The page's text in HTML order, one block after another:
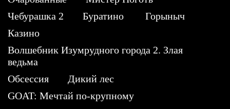
Чебурашка 2
Буратино
Горыныч
Казино
Волшебник Изумрудного города 2. Злая
ведьма
Обсессия
Дикий лес
GOAT: Мечтай по-крупному